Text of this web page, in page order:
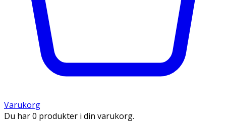
Varukorg
Du har 0 produkter i din varukorg.